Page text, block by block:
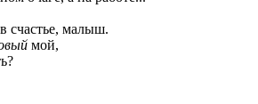
счастье, малыш.
мой,